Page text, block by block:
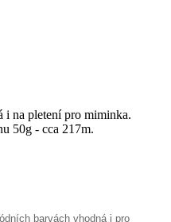
i na pletení pro miminka.
50g - cca 217m.
barvách vhodná i pro